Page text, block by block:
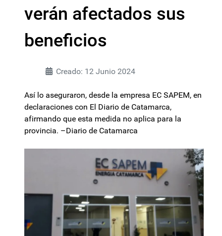
verán afectados sus
beneficios
Creado: 12 Junio 2024
Así lo aseguraron, desde la empresa EC SAPEM, en
declaraciones con El Diario de Catamarca,
afirmando que esta medida no aplica para la
provincia. –Diario de Catamarca